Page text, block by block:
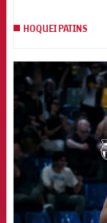
HOQUEI PATINS